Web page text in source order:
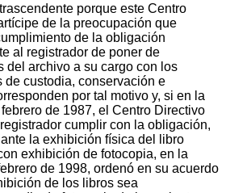
porque este Centro
de la preocupación que
de la obligación
al registrador de poner de
del archivo a su cargo con los
de custodia, conservación e
por tal motivo y, si en la
de 1987, el Centro Directivo
cumplir con la obligación,
la exhibición física del libro
exhibición de fotocopia, en la
de 1998, ordenó en su acuerdo
de los libros sea